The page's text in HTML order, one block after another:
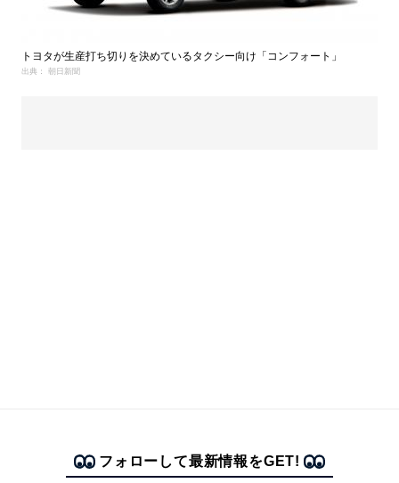
トヨタが生産打ち切りを決めているタクシー向け「コンフォート」
出典： 朝日新聞
フォローして最新情報をGET!